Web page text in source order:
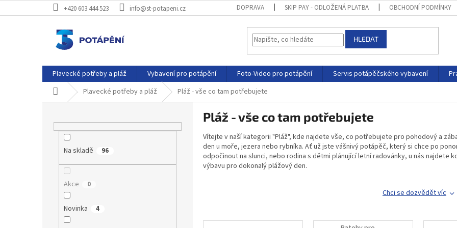
na
+420 603 444 523 info@st-potapeni.cz DOPRAVA SKIP PAY - ODLOŽENÁ PLATBA OBCHODNÍ PODMÍNKY
HLEDAT
Plavecké potřeby a pláž Vybavení pro potápění Foto-Video pro potápění Servis potápěčského vybavení
Domů Plavecké potřeby a pláž Pláž - vše co tam potřebujete
Na skladě 96
Akce 0
Novinka 4
Pláž - vše co tam potřebujete
Vítejte v naší kategorii "Pláž", kde najdete vše, co potřebujete pro pohodový a
den u moře, jezera nebo rybníka. Ať už jste vášnivý potápěč, který si chce po
odpočinout na slunci, nebo rodina s dětmi plánující letní radovánky, u nás najdete
výbavu pro dokonalý plážový den.
Chci se dozvědět víc